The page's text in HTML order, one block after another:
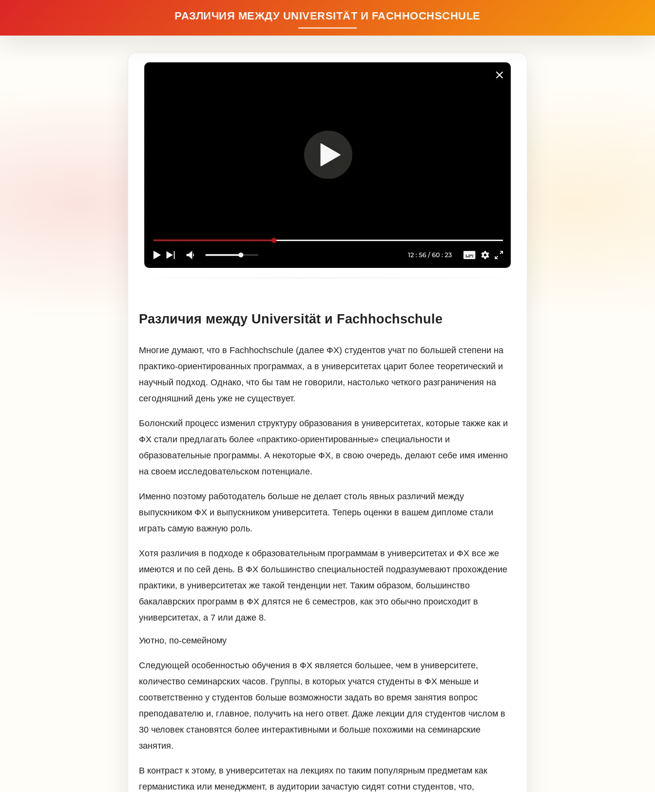
РАЗЛИЧИЯ МЕЖДУ UNIVERSITÄT И FACHHOCHSCHULE
Различия между Universität и Fachhochschule
Многие думают, что в Fachhochschule (далее ФХ) студентов учат по большей степени на
практико-ориентированных программах, а в университетах царит более теоретический и
научный подход. Однако, что бы там не говорили, настолько четкого разграничения на
сегодняшний день уже не существует.
Болонский процесс изменил структуру образования в университетах, которые также как и
ФХ стали предлагать более «практико-ориентированные» специальности и
образовательные программы. А некоторые ФХ, в свою очередь, делают себе имя именно
на своем исследовательском потенциале.
Именно поэтому работодатель больше не делает столь явных различий между
выпускником ФХ и выпускником университета. Теперь оценки в вашем дипломе стали
играть самую важную роль.
Хотя различия в подходе к образовательным программам в университетах и ФХ все же
имеются и по сей день. В ФХ большинство специальностей подразумевают прохождение
практики, в университетах же такой тенденции нет. Таким образом, большинство
бакалаврских программ в ФХ длятся не 6 семестров, как это обычно происходит в
университетах, а 7 или даже 8.
Уютно, по-семейному
Следующей особенностью обучения в ФХ является большее, чем в университете,
количество семинарских часов. Группы, в которых учатся студенты в ФХ меньше и
соответственно у студентов больше возможности задать во время занятия вопрос
преподавателю и, главное, получить на него ответ. Даже лекции для студентов числом в
30 человек становятся более интерактивными и больше похожими на семинарские
занятия.
В контраст к этому, в университетах на лекциях по таким популярным предметам как
германистика или менеджмент, в аудитории зачастую сидят сотни студентов, что,